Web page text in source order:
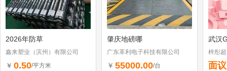
2026年防草
鑫来塑业（滨州）有限公司
￥ 0.50/平方米
肇庆地磅哪
广东革利电子科技有限公司
￥ 55000.00/台
武汉
梓彤
面议